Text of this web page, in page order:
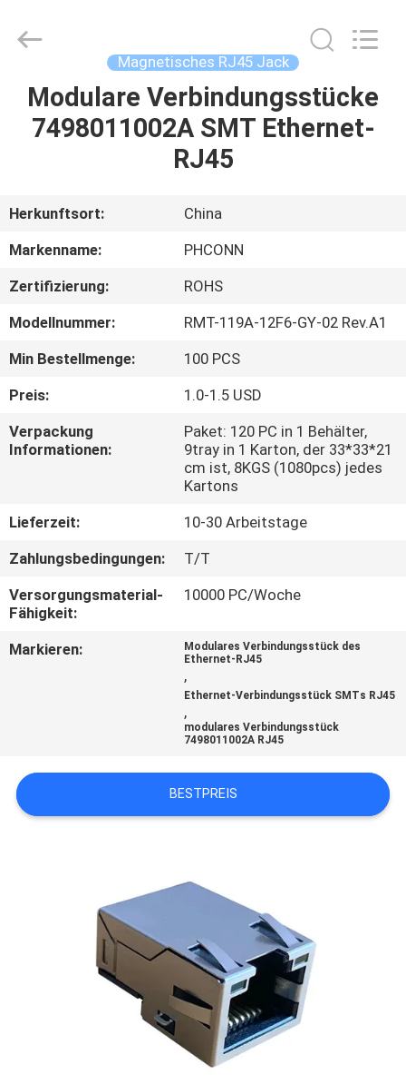
HAUS
ÜBER
UNS
FABRIK-
AUSFLUG
QUALITÄTSKONTROLLE
TRETEN
MIT
IN
VERBINDUNG
VR
PRIVACY
Reserved.
Magnetisches RJ45 Jack
Modulare Verbindungsstücke
7498011002A SMT Ethernet-
RJ45
Herkunftsort:
China
Markenname:
PHCONN
Zertifizierung:
ROHS
Modellnummer:
RMT-119A-12F6-GY-02 Rev.A1
Min Bestellmenge:
100 PCS
Preis:
1.0-1.5 USD
Verpackung
Informationen:
Paket: 120 PC in 1 Behälter,
9tray in 1 Karton, der 33*33*21
cm ist, 8KGS (1080pcs) jedes
Kartons
Lieferzeit:
10-30 Arbeitstage
Zahlungsbedingungen:
T/T
Versorgungsmaterial-
Fähigkeit:
10000 PC/Woche
Markieren:
Modulares Verbindungsstück des
Ethernet-RJ45
,
Ethernet-Verbindungsstück SMTs RJ45
,
modulares Verbindungsstück
7498011002A RJ45
BESTPREIS